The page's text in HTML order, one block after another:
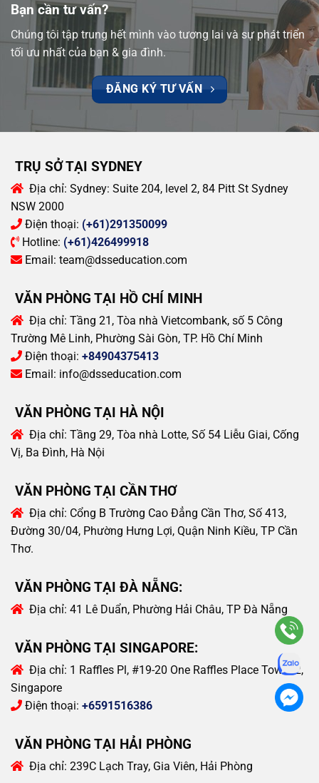
Bạn cần tư vấn?
Chúng tôi tập trung hết mình vào tương lai và sự phát triển
tối ưu nhất của bạn & gia đình.
ĐĂNG KÝ TƯ VẤN
TRỤ SỞ TẠI SYDNEY
Địa chỉ: Sydney: Suite 204, level 2, 84 Pitt St Sydney
NSW 2000
Điện thoại: (+61)291350099
Hotline: (+61)426499918
Email: team@dsseducation.com
VĂN PHÒNG TẠI HỒ CHÍ MINH
Địa chỉ: Tầng 21, Tòa nhà Vietcombank, số 5 Công
Trường Mê Linh, Phường Sài Gòn, TP. Hồ Chí Minh
Điện thoại: +84904375413
Email: info@dsseducation.com
VĂN PHÒNG TẠI HÀ NỘI
Địa chỉ: Tầng 29, Tòa nhà Lotte, Số 54 Liễu Giai, Cống
Vị, Ba Đình, Hà Nội
VĂN PHÒNG TẠI CẦN THƠ
Địa chỉ: Cổng B Trường Cao Đẳng Cần Thơ, Số 413,
Đường 30/04, Phường Hưng Lợi, Quận Ninh Kiều, TP Cần
Thơ.
VĂN PHÒNG TẠI ĐÀ NẴNG:
Địa chỉ: 41 Lê Duẩn, Phường Hải Châu, TP Đà Nẵng
VĂN PHÒNG TẠI SINGAPORE:
Địa chỉ: 1 Raffles Pl, #19-20 One Raffles Place Tower 2,
Singapore
Điện thoại: +6591516386
VĂN PHÒNG TẠI HẢI PHÒNG
Địa chỉ: 239C Lạch Tray, Gia Viên, Hải Phòng